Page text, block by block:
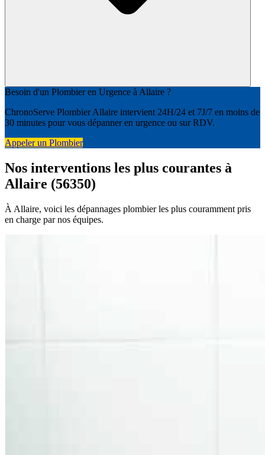
Besoin d'un Plombier en Urgence à Allaire ?
ChronoServe Plombier Allaire intervient 24H/24 et 7J/7 en moins de
30 minutes pour vous dépanner en urgence ou sur RDV.
Appeler un Plombier
Nos interventions les plus courantes à
Allaire (56350)
À Allaire, voici les dépannages plombier les plus couramment pris
en charge par nos équipes.